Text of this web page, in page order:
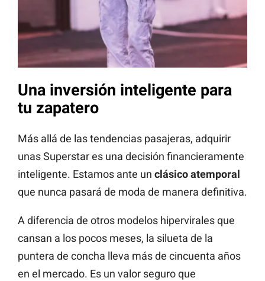
Una inversión inteligente para
tu zapatero
Más allá de las tendencias pasajeras, adquirir
unas Superstar es una decisión financieramente
inteligente. Estamos ante un clásico atemporal
que nunca pasará de moda de manera definitiva.
A diferencia de otros modelos hipervirales que
cansan a los pocos meses, la silueta de la
puntera de concha lleva más de cincuenta años
en el mercado. Es un valor seguro que